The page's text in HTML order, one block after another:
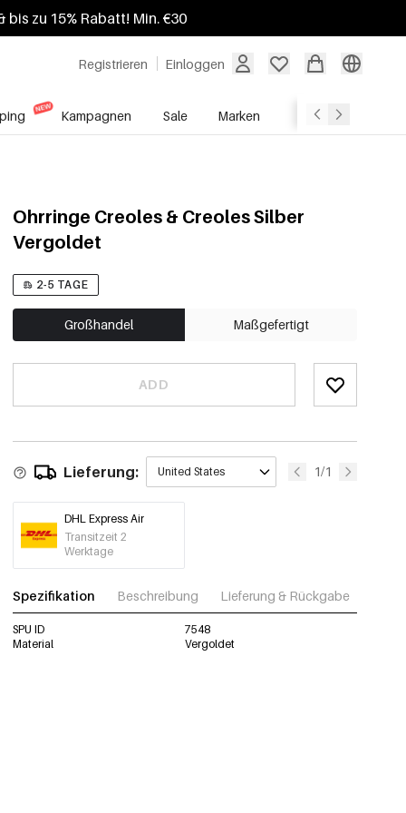
bis zu 15% Rabatt! Min. €30
Registrieren Einloggen
Kampagnen Sale Marken
Ohrringe Creoles & Creoles Silber
Vergoldet
2-5 TAGE
Großhandel Maßgefertigt
ADD
Lieferung: United States 1/1
DHL Express Air
Transitzeit 2
Werktage
Spezifikation Beschreibung Lieferung & Rückgabe
SPU ID
7548
Material
Vergoldet